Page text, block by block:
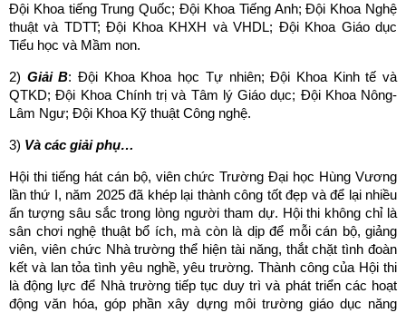
Đội Khoa tiếng Trung Quốc; Đội Khoa Tiếng Anh; Đội Khoa Nghệ
thuật và TDTT; Đội Khoa KHXH và VHDL; Đội Khoa Giáo dục
Tiểu học và Mầm non.
2) Giải B: Đội Khoa Khoa học Tự nhiên; Đội Khoa Kinh tế và
QTKD; Đội Khoa Chính trị và Tâm lý Giáo dục; Đội Khoa Nông-
Lâm Ngư; Đội Khoa Kỹ thuật Công nghệ.
3) Và các giải phụ…
Hội thi tiếng hát cán bộ, viên chức Trường Đại học Hùng Vương
lần thứ I, năm 2025 đã khép lại thành công tốt đẹp và để lại nhiều
ấn tượng sâu sắc trong lòng người tham dự. Hội thi không chỉ là
sân chơi nghệ thuật bổ ích, mà còn là dịp để mỗi cán bộ, giảng
viên, viên chức Nhà trường thể hiện tài năng, thắt chặt tình đoàn
kết và lan tỏa tình yêu nghề, yêu trường. Thành công của Hội thi
là động lực để Nhà trường tiếp tục duy trì và phát triển các hoạt
động văn hóa, góp phần xây dựng môi trường giáo dục năng